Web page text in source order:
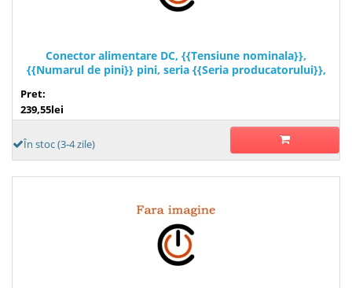
Conector alimentare DC, {{Tensiune nominala}},
{{Numarul de pini}} pini, seria {{Seria producatorului}},
Pret:
239,55lei
În stoc (3-4 zile)